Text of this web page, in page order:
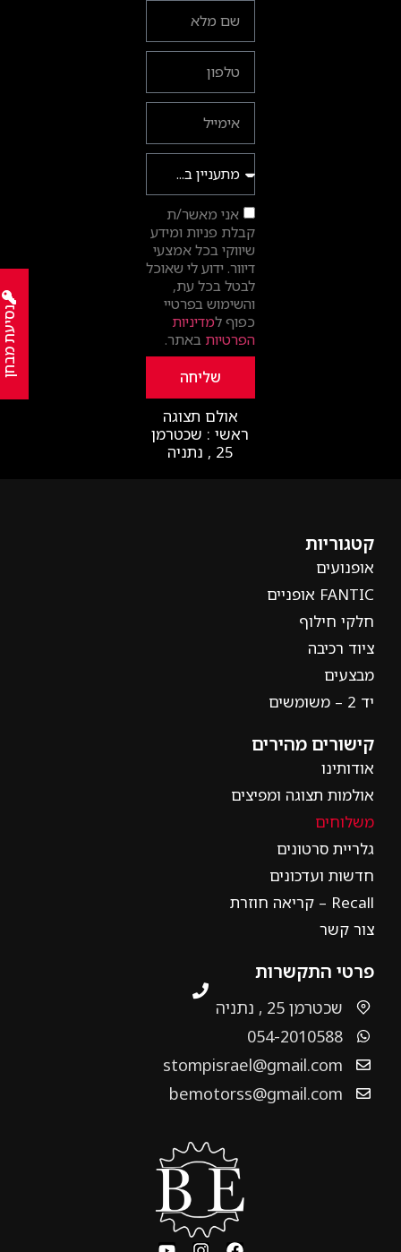
נסיעת מבחן
אני מאשר/ת
קבלת פניות ומידע
שיווקי בכל אמצעי
דיוור. ידוע לי שאוכל
לבטל בכל עת,
והשימוש בפרטיי
כפוף למדיניות
הפרטיות באתר.
שליחה
אולם תצוגה
ראשי : שכטרמן
25 , נתניה
קטגוריות
אופנועים
FANTIC אופניים
חלקי חילוף
ציוד רכיבה
מבצעים
יד 2 – משומשים
קישורים מהירים
אודותינו
אולמות תצוגה ומפיצים
משלוחים
גלריית סרטונים
חדשות ועדכונים
Recall – קריאה חוזרת
צור קשר
פרטי התקשרות
שכטרמן 25 , נתניה
054-2010588
stompisrael@gmail.com
bemotorss@gmail.com